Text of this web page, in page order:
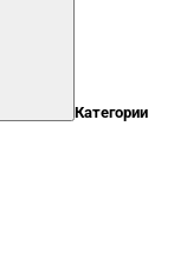
Категории